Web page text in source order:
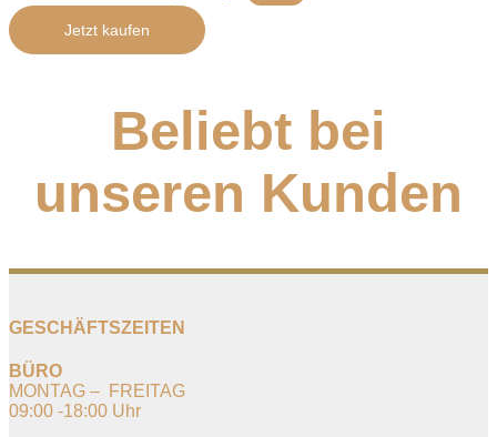
Jetzt kaufen
Beliebt bei
unseren Kunden
GESCHÄFTSZEITEN
BÜRO
MONTAG – FREITAG
09:00 -18:00 Uhr